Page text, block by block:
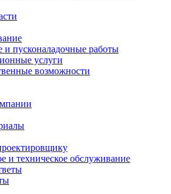
пусконаладочные работы
услуги
возможности
и техническое обслуживание